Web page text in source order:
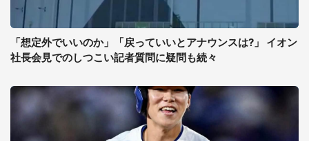
「想定外でいいのか」「戻っていいとアナウンスは?」 イオン
社長会見でのしつこい記者質問に疑問も続々